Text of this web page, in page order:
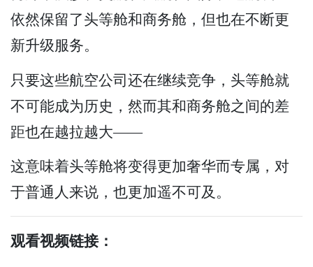
依然保留了头等舱和商务舱，但也在不断更
新升级服务。
只要这些航空公司还在继续竞争，头等舱就
不可能成为历史，然而其和商务舱之间的差
距也在越拉越大——
这意味着头等舱将变得更加奢华而专属，对
于普通人来说，也更加遥不可及。
观看视频链接：